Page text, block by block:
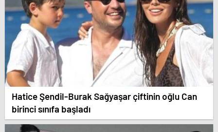
Hatice Şendil-Burak Sağyaşar çiftinin oğlu Can
birinci sınıfa başladı